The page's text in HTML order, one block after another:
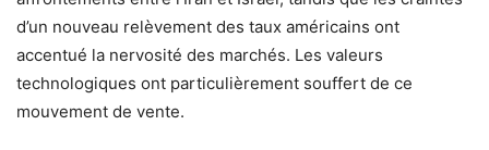
d’un nouveau relèvement des taux américains ont
accentué la nervosité des marchés. Les valeurs
technologiques ont particulièrement souffert de ce
mouvement de vente.